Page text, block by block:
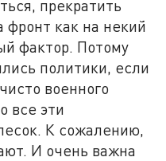
прекратить
фронт как на некий
фактор. Потому
политики, если
военного
все эти
К сожалению,
И очень важна